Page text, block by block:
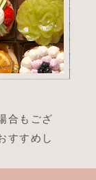
合もござ
すすめし